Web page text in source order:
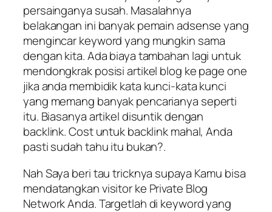
persainganya susah. Masalahnya
belakangan ini banyak pemain adsense yang
mengincar keyword yang mungkin sama
dengan kita. Ada biaya tambahan lagi untuk
mendongkrak posisi artikel blog ke page one
jika anda membidik kata kunci-kata kunci
yang memang banyak pencarianya seperti
itu. Biasanya artikel disuntik dengan
backlink. Cost untuk backlink mahal, Anda
pasti sudah tahu itu bukan?.
Nah Saya beri tau tricknya supaya Kamu bisa
mendatangkan visitor ke Private Blog
Network Anda. Targetlah di keyword yang